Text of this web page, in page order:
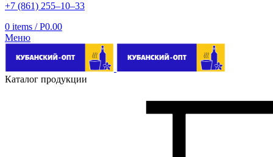
+7 (861) 255‒10‒33
0 items / Р0.00
Меню
Каталог продукции